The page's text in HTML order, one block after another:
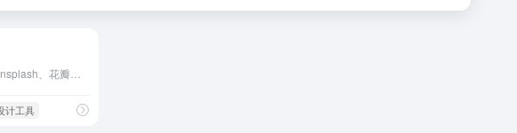
实用型上网导航大全！聚合设计素材（Unsplash、花瓣网等）、AI 工具、便民查询、磁力搜索、动漫影视、ASMR 等多元资源，分类清晰直观。不管是设计师找无版权图片、用户查字典 / 邮编，还是找番剧、资源搜索，一键直达目标网站，无需逐个筛选。无繁杂广告，覆盖日常上网高频需求，让上网找资源更高效。
计工具